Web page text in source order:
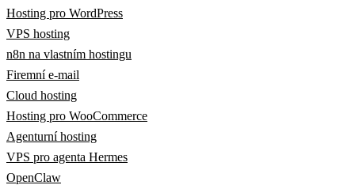
Hosting pro WordPress
VPS hosting
n8n na vlastním hostingu
Firemní e-mail
Cloud hosting
Hosting pro WooCommerce
Agenturní hosting
VPS pro agenta Hermes
OpenClaw